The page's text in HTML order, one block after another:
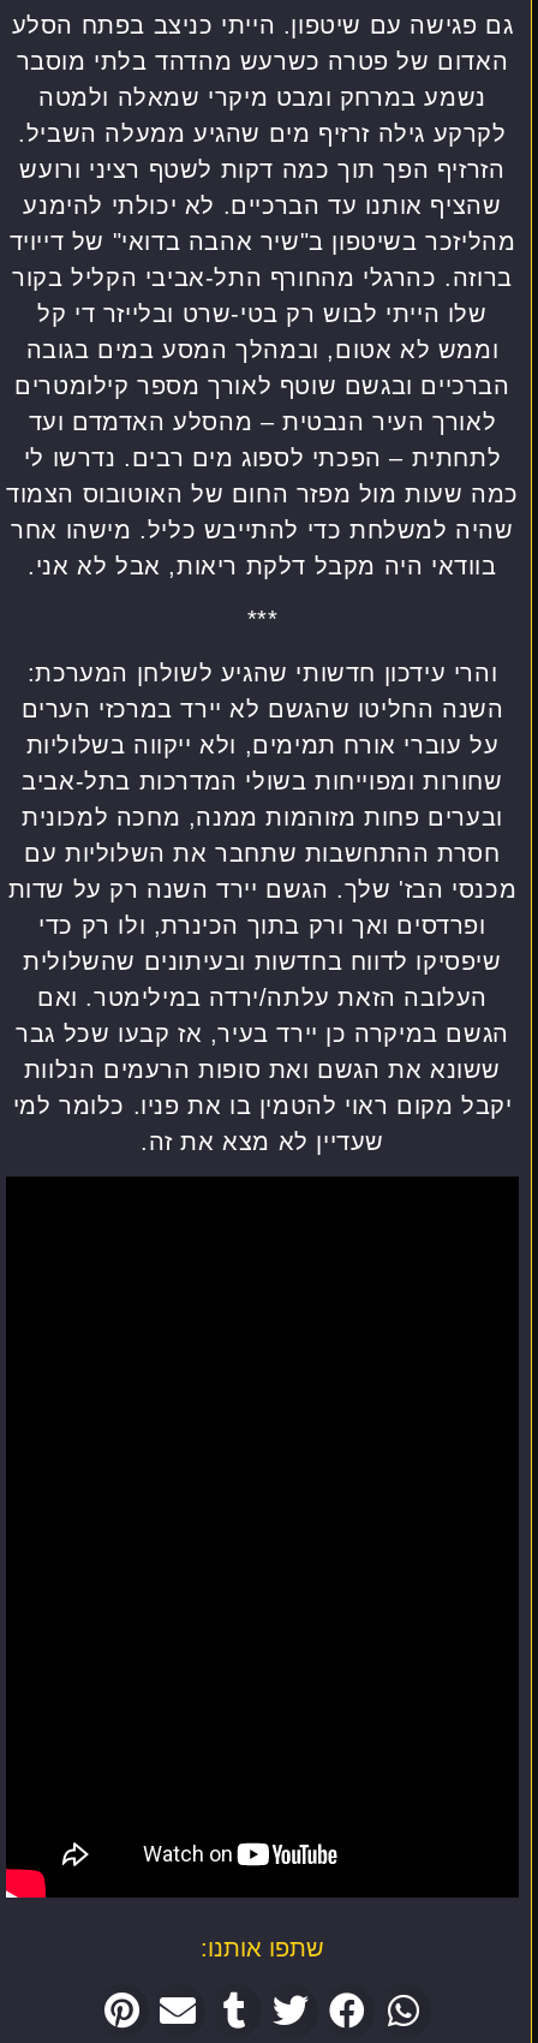
גם פגישה עם שיטפון. הייתי כניצב בפתח הסלע
האדום של פטרה כשרעש מהדהד בלתי מוסבר
נשמע במרחק ומבט מיקרי שמאלה ולמטה
לקרקע גילה זרזיף מים שהגיע ממעלה השביל.
הזרזיף הפך תוך כמה דקות לשטף רציני ורועש
שהציף אותנו עד הברכיים. לא יכולתי להימנע
מהליזכר בשיטפון ב"שיר אהבה בדואי" של דייויד
ברוזה. כהרגלי מהחורף התל-אביבי הקליל בקור
שלו הייתי לבוש רק בטי-שרט ובלייזר די קל
וממש לא אטום, ובמהלך המסע במים בגובה
הברכיים ובגשם שוטף לאורך מספר קילומטרים
לאורך העיר הנבטית – מהסלע האדמדם ועד
לתחתית – הפכתי לספוג מים רבים. נדרשו לי
כמה שעות מול מפזר החום של האוטובוס הצמוד
שהיה למשלחת כדי להתייבש כליל. מישהו אחר
בוודאי היה מקבל דלקת ריאות, אבל לא אני.
***
והרי עידכון חדשותי שהגיע לשולחן המערכת:
השנה החליטו שהגשם לא יירד במרכזי הערים
על עוברי אורח תמימים, ולא ייקווה בשלוליות
שחורות ומפוייחות בשולי המדרכות בתל-אביב
ובערים פחות מזוהמות ממנה, מחכה למכונית
חסרת ההתחשבות שתחבר את השלוליות עם
מכנסי הבז' שלך. הגשם יירד השנה רק על שדות
ופרדסים ואך ורק בתוך הכינרת, ולו רק כדי
שיפסיקו לדווח בחדשות ובעיתונים שהשלולית
העלובה הזאת עלתה/ירדה במילימטר. ואם
הגשם במיקרה כן יירד בעיר, אז קבעו שכל גבר
ששונא את הגשם ואת סופות הרעמים הנלוות
יקבל מקום ראוי להטמין בו את פניו. כלומר למי
שעדיין לא מצא את זה.
שתפו אותנו: